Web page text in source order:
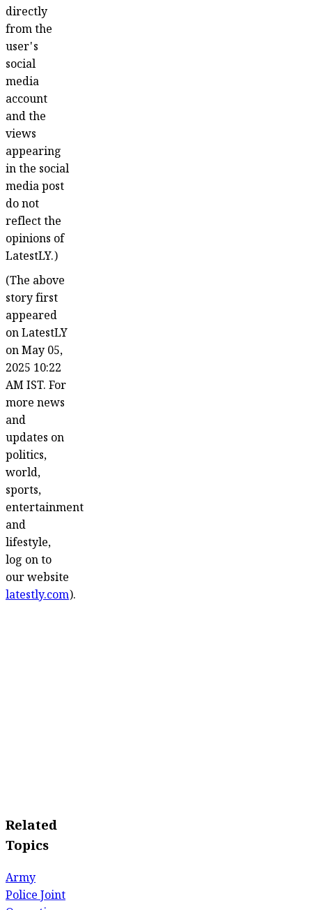
directly
from the
user's
social
media
account
and the
views
appearing
in the social
media post
do not
reflect the
opinions of
LatestLY.)
(The above
story first
appeared
on LatestLY
on May 05,
2025 10:22
AM IST. For
more news
and
updates on
politics,
world,
sports,
entertainment
and
lifestyle,
log on to
our website
latestly.com).
Related
Topics
Army
Police Joint